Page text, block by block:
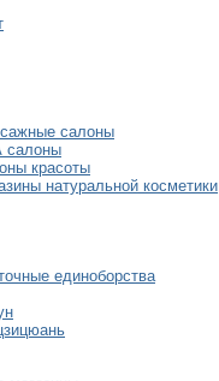
салоны
салоны
красоты
натуральной косметики
единоборства